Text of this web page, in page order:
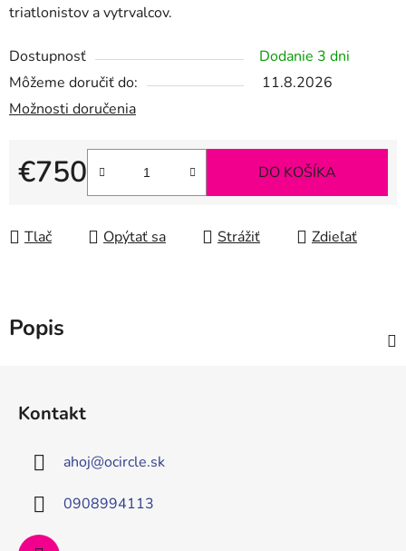
triatlonistov a vytrvalcov.
Dostupnosť
Dodanie 3 dni
Môžeme doručiť do:
11.8.2026
Možnosti doručenia
€750
Jednotková cena:
DO KOŠÍKA
Tlač Opýtať sa Strážiť Zdieľať
Popis
Kontakt
ahoj@ocircle.sk
0908994113